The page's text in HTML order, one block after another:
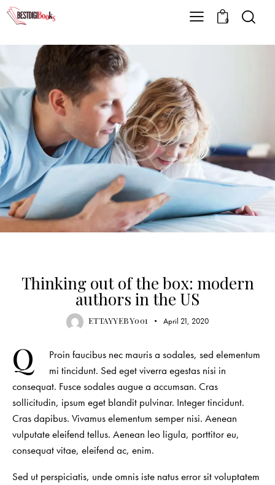
0
Thinking out of the box: modern
authors in the US
ETTAYYEBY001 April 21, 2020
Q
Proin faucibus nec mauris a sodales, sed elementum
mi tincidunt. Sed eget viverra egestas nisi in
consequat. Fusce sodales augue a accumsan. Cras
sollicitudin, ipsum eget blandit pulvinar. Integer tincidunt.
Cras dapibus. Vivamus elementum semper nisi. Aenean
vulputate eleifend tellus. Aenean leo ligula, porttitor eu,
consequat vitae, eleifend ac, enim.
Sed ut perspiciatis, unde omnis iste natus error sit voluptatem